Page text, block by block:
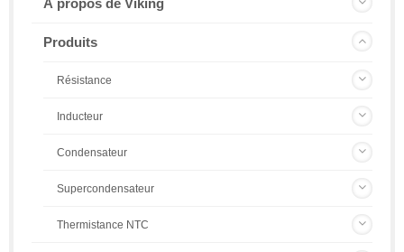
À propos de Viking
Produits
Résistance
Inducteur
Condensateur
Supercondensateur
Thermistance NTC